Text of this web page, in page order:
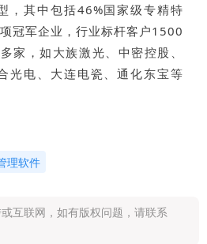
，其中包括46%国家级专精特
冠军企业，行业标杆客户1500
家，如大族激光、中密控股、
光电、大连电瓷、通化东宝等
理软件
互联网，如有版权问题，请联系